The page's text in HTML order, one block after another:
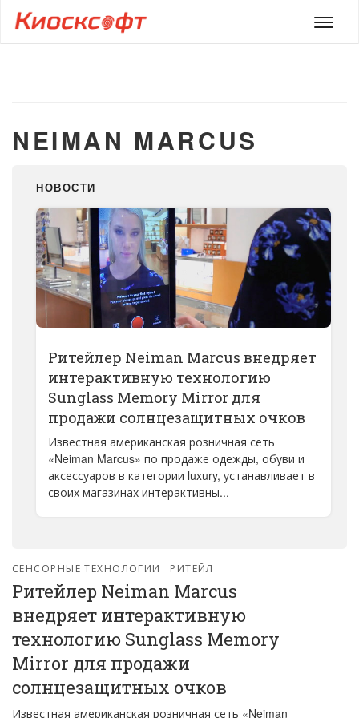
Меню
NEIMAN MARCUS
НОВОСТИ
Ритейлер Neiman Marcus внедряет
интерактивную технологию
Sunglass Memory Mirror для
продажи солнцезащитных очков
Известная американская розничная сеть
«Neiman Marcus» по продаже одежды, обуви и
аксессуаров в категории luxury, устанавливает в
своих магазинах интерактивны...
СЕНСОРНЫЕ ТЕХНОЛОГИИ РИТЕЙЛ
Ритейлер Neiman Marcus
внедряет интерактивную
технологию Sunglass Memory
Mirror для продажи
солнцезащитных очков
Известная американская розничная сеть «Neiman